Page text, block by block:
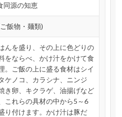
同源の知恵
飯物・麺類)
んを盛り、その上に色どりの
をならべ、かけ汁をかけて食
。ご飯の上に盛る食材はシイ
ケノコ、カラシナ、ニンジ
き卵、キクラゲ、油揚げなど
これらの具材の中から5～6
り付けます。かけ汁は豚だ